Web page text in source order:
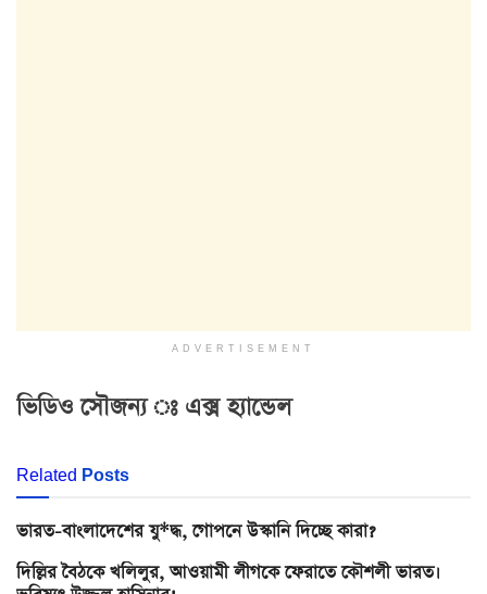
ADVERTISEMENT
ভিডিও সৌজন্য ঃ এক্স হ্যান্ডেল
Related Posts
ভারত-বাংলাদেশের যু*দ্ধ, গোপনে উস্কানি দিচ্ছে কারা?
দিল্লির বৈঠকে খলিলুর, আওয়ামী লীগকে ফেরাতে কৌশলী ভারত।